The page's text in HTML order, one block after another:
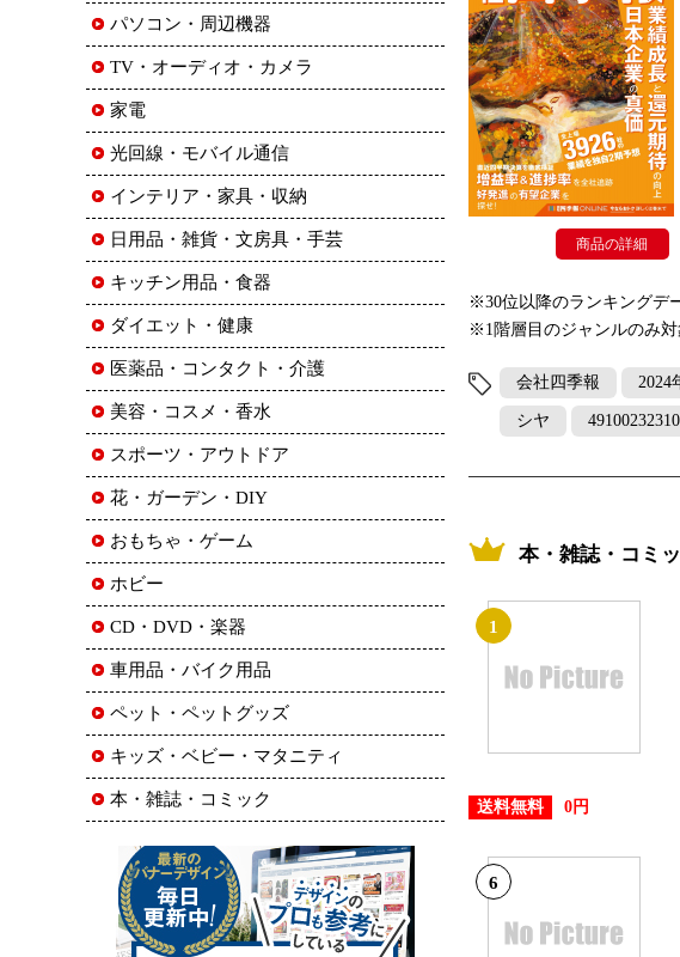
商品の詳細
※30位以降のランキングデ
※1階層目のジャンルのみ対
会社四季報 2024
シヤ
本・雑誌・コミ
1
送料無料 0円
6
パソコン・周辺機器
TV・オーディオ・カメラ
家電
光回線・モバイル通信
インテリア・家具・収納
日用品・雑貨・文房具・手芸
キッチン用品・食器
ダイエット・健康
医薬品・コンタクト・介護
美容・コスメ・香水
スポーツ・アウトドア
花・ガーデン・DIY
おもちゃ・ゲーム
ホビー
CD・DVD・楽器
車用品・バイク用品
ペット・ペットグッズ
キッズ・ベビー・マタニティ
本・雑誌・コミック